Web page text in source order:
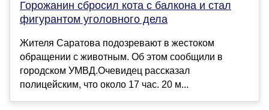
Горожанин сбросил кота с балкона и стал
фигурантом уголовного дела
Жителя Саратова подозревают в жестоком
обращении с животным. Об этом сообщили в
городском УМВД.Очевидец рассказал
полицейским, что около 17 час. 20 м...